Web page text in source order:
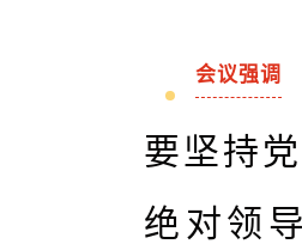
会议强调
要坚持
绝对领